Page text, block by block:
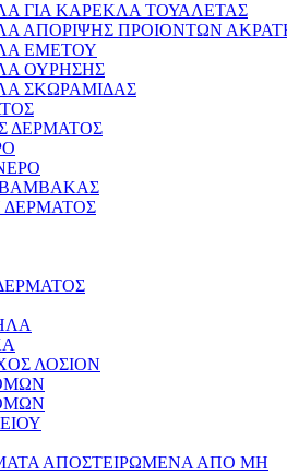
ΓΙΑ ΚΑΡΕΚΛΑ ΤΟΥΑΛΕΤΑΣ
ΑΠΟΡΙΨΗΣ ΠΡΟΙΟΝΤΩΝ
ΕΜΕΤΟΥ
ΟΥΡΗΣΗΣ
ΣΚΩΡΑΜΙΔΑΣ
ΔΕΡΜΑΤΟΣ
ΔΕΡΜΑΤΟΣ
ΛΟΣΙΟΝ
ΑΠΟΣΤΕΙΡΩΜΕΝΑ ΑΠΟ ΜΗ